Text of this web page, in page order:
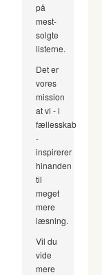
på
mest-
solgte
listerne.
Det er
vores
mission
at vi - i
fællesskab
-
inspirerer
hinanden
til
meget
mere
læsning.
Vil du
vide
mere